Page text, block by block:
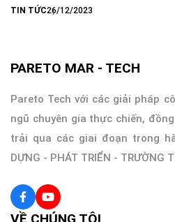
TIN TỨC26/12/2023
PARETO MAR - TECH
Pareto Tech với các giải pháp
ngũ chuyên gia thực chiến,
trải qua các giai đoạn trong
DỰNG - PHÁT TRIỂN - TRƯỜNG